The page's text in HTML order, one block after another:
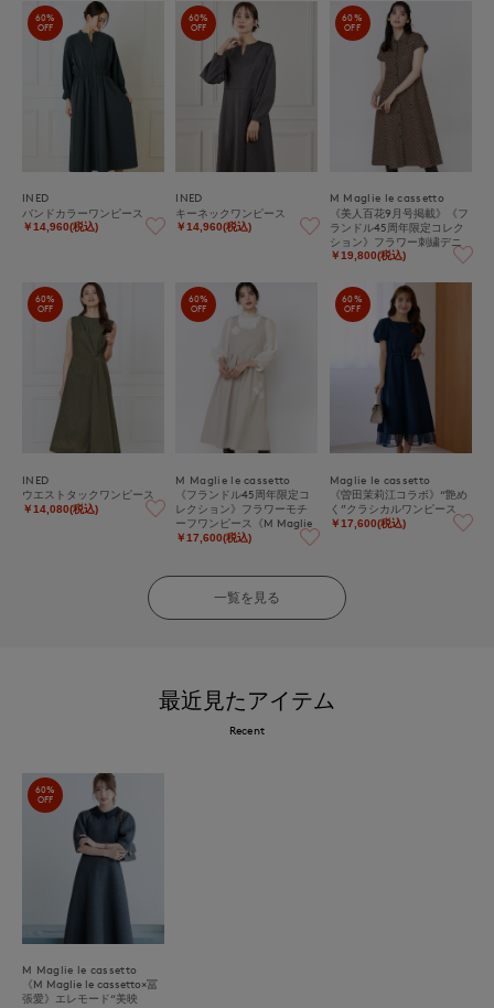
60%
OFF
INED
バンドカラーワンピース
￥14,960(税込)
60%
OFF
INED
キーネックワンピース
￥14,960(税込)
60%
OFF
M Maglie le cassetto
《美人百花9月号掲載》《フ
ランドル45周年限定コレク
ション》フラワー刺繍デニ
ムワンピース《M Maglie le
ムワンピ
￥19,800(税込)
60%
OFF
INED
ウエストタックワンピース
￥14,080(税込)
60%
OFF
M Maglie le cassetto
《フランドル45周年限定コ
レクション》フラワーモチ
ーフワンピース《M Maglie
le cassetto》
￥17,600(税込)
60%
OFF
Maglie le cassetto
《曽田茉莉江コラボ》“艶め
く”クラシカルワンピース
￥17,600(税込)
一覧を見る
最近見たアイテム
Recent
60%
OFF
M Maglie le cassetto
《M Maglie le cassetto×冨
張愛》エレモード“美映